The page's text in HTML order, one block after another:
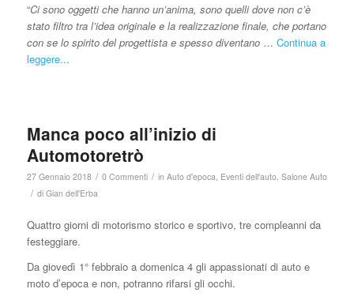
“Ci sono oggetti che hanno un’anima, sono quelli dove non c’è
stato filtro tra l’idea originale e la realizzazione finale, che portano
con se lo spirito del progettista e spesso diventano … Continua a
leggere...
Manca poco all’inizio di
Automotoretrò
27 Gennaio 2018 / 0 Commenti / in Auto d'epoca Eventi dell'auto, Salone Auto
/ di Gian dell'Erba
Quattro giorni di motorismo storico e sportivo, tre compleanni da
festeggiare.
Da giovedì 1° febbraio a domenica 4 gli appassionati di auto e
moto d’epoca e non, potranno rifarsi gli occhi.